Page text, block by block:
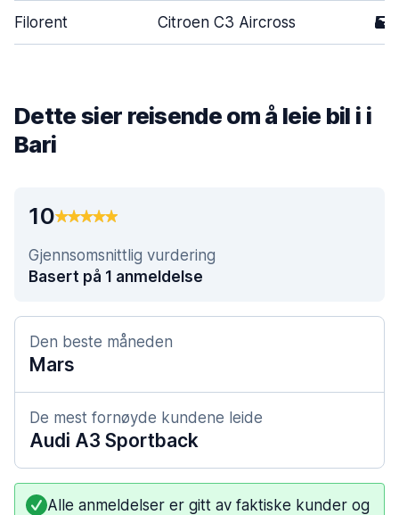
Filorent Citroen C3 Aircross 5
Dette sier reisende om å leie bil i i
Bari
10
Gjennsomsnittlig vurdering
Basert på 1 anmeldelse
Den beste måneden
Mars
De mest fornøyde kundene leide
Audi A3 Sportback
Alle anmeldelser er gitt av faktiske kunder og